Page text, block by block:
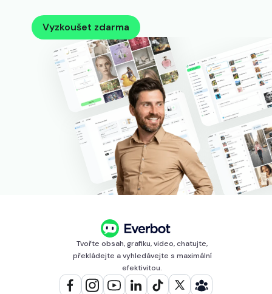
Vyzkoušet zdarma
Tvořte obsah, grafiku, video, chatujte,
překládejte a vyhledávejte s maximální
efektivitou.